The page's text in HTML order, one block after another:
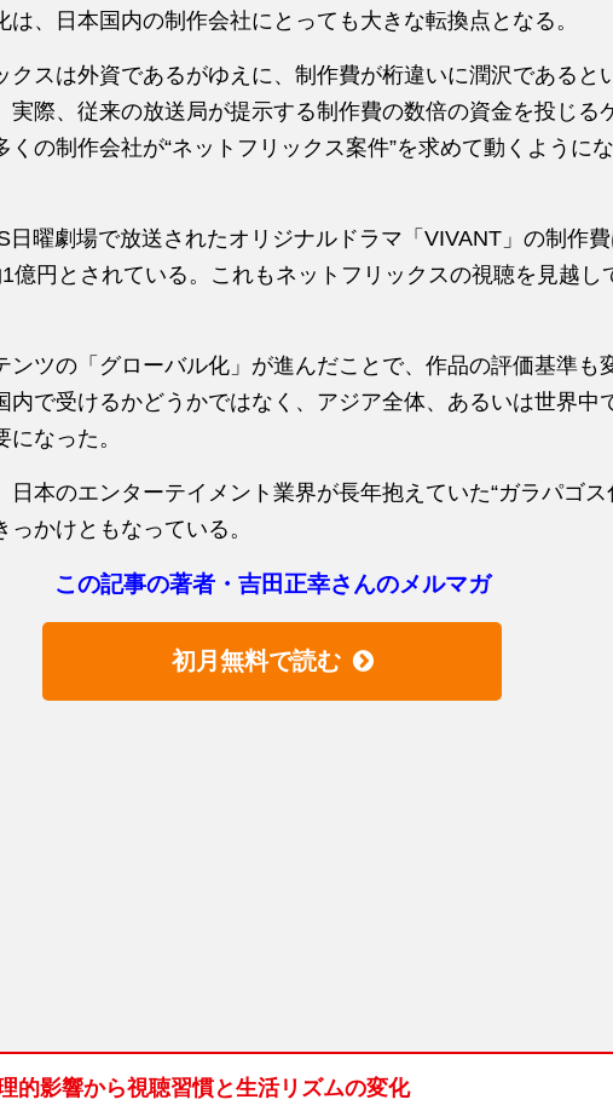
は、日本国内の制作会社にとっても大きな転換点となる。
クスは外資であるがゆえに、制作費が桁違いに潤沢であると
実際、従来の放送局が提示する制作費の数倍の資金を投じる
くの制作会社が“ネットフリックス案件”を求めて動くように
日曜劇場で放送されたオリジナルドラマ「VIVANT」の制作費
億円とされている。これもネットフリックスの視聴を見越し
ンツの「グローバル化」が進んだことで、作品の評価基準も
内で受けるかどうかではなく、アジア全体、あるいは世界中
なった。
日本のエンターテイメント業界が長年抱えていた“ガラパゴス
っかけともなっている。
この記事の著者・吉田正幸さんのメルマガ
初月無料で読む
的影響から視聴習慣と生活リズムの変化